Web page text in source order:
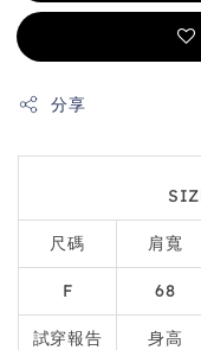
分享
尺碼 肩寬
F 68
試穿報告 身高